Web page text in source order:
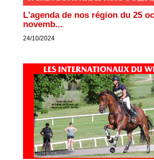
L'agenda de nos région du 25
novemb...
24/10/2024